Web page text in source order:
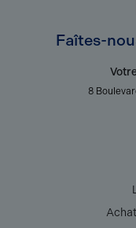
Faîtes-
8